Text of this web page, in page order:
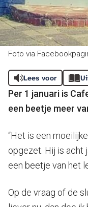
Foto via
Lees voor
Per 1 januari is
een beetje meer
“Het is een
opgezet. Hij is acht
een beetje van het
Op de vraag of de